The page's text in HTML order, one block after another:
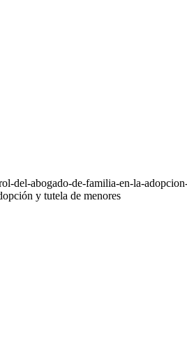
del-abogado-de-familia-en-la-
y tutela de menores